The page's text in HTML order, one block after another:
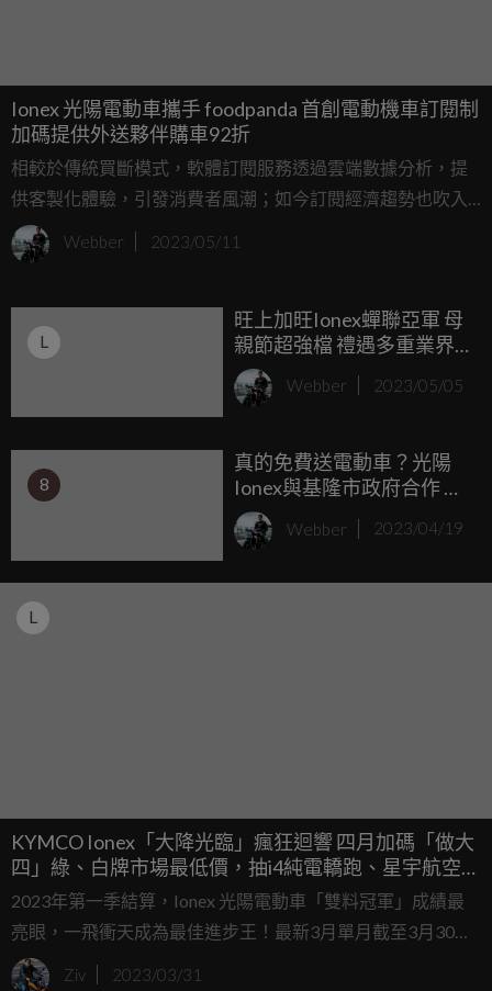
Ionex 光陽電動車攜手 foodpanda 首創電動機車訂閱制
加碼提供外送夥伴購車92折
相較於傳統買斷模式，軟體訂閱服務透過雲端數據分析，提
供客製化體驗，引發消費者風潮；如今訂閱經濟趨勢也吹入
硬體類別，Ionex 光陽電動車與德商 foodpanda 攜手合作，共
同加速「2050 淨零碳排」綠運輸進程，首度推出電動機車訂
優惠價格買下該台電動機車，或取消訂閱歸還電動機車，選
擇更有彈性；另外，還有外送夥伴購車優惠方案，鼓勵外送
夥伴成為低碳騎士，共同守護環境。
Webber 2023/05/11
L
旺上加旺Ionex蟬聯亞軍 母
親節超強檔 禮遇多重業界
第一
Webber 2023/05/05
8
真的免費送電動車？光陽
Ionex與基隆市政府合作 基
隆青年有福啦！
Webber 2023/04/19
L
KYMCO Ionex「大降光臨」瘋狂迴響 四月加碼「做大
四」綠、白牌市場最低價，抽i4純電轎跑、星宇航空商
務艙日本來回機票、國際渡假酒店住宿券
2023年第一季結算，Ionex 光陽電動車「雙料冠軍」成績最
亮眼，一飛衝天成為最佳進步王！最新3月單月截至3月30日
止，Ionex光陽電動車1月至3月銷售累計2,919台，獲得台灣
Ziv 2023/03/31